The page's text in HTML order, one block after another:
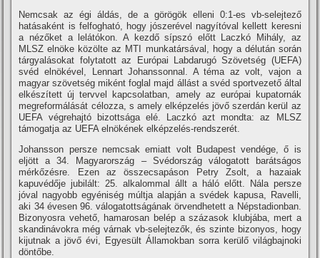
Nemcsak az égi áldás, de a görögök elleni 0:1-es vb-selejtező
hatásaként is felfogható, hogy jószerével nagyí­tóval kellett keresni
a nézőket a lelátókon. A kezdő sí­pszó előtt Laczkó Mihály, az
MLSZ elnöke közölte az MTI munkatársával, hogy a délután során
tárgyalásokat folytatott az Európai Labdarugó Szövetség (UEFA)
svéd elnökével, Lennart Johanssonnal. A téma az volt, vajon a
magyar szövetség miként foglal majd állást a svéd sportvezető által
elkészí­tett új tervvel kapcsolatban, amely az európai kupatornák
megreformálását célozza, s amely elképzelés jövő szerdán kerül az
UEFA végrehajtó bizottsága elé. Laczkó azt mondta: az MLSZ
támogatja az UEFA elnökének elképzelés-rendszerét.
Johansson persze nemcsak emiatt volt Budapest vendége, ő is
eljött a 34. Magyarország – Svédország válogatott barátságos
mérkőzésre. Ezen az összecsapáson Petry Zsolt, a hazaiak
kapuvédője jubilált: 25. alkalommal állt a háló előtt. Nála persze
jóval nagyobb egyéniség múltja alapján a svédek kapusa, Ravelli,
aki 34 évesen 96. válogatottságának örvendhetett a Népstadionban.
Bizonyosra vehető, hamarosan belép a százasok klubjába, mert a
skandinávokra még várnak vb-selejtezők, és szinte bizonyos, hogy
kijutnak a jövő évi, Egyesült Államokban sorra kerülő világbajnoki
döntőbe.